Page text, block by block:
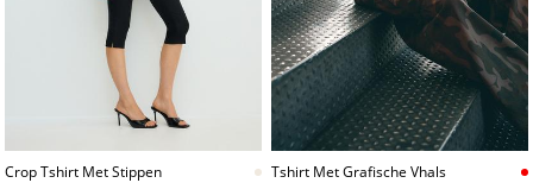
Crop Tshirt Met Stippen
Tshirt Met Grafische Vhals